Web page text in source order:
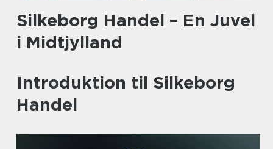
Silkeborg Handel – En Juvel
i Midtjylland
Introduktion til Silkeborg
Handel